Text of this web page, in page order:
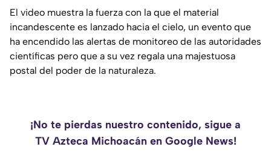
El video muestra la fuerza con la que el material
incandescente es lanzado hacia el cielo, un evento que
ha encendido las alertas de monitoreo de las autoridades
científicas pero que a su vez regala una majestuosa
postal del poder de la naturaleza.
¡No te pierdas nuestro contenido, sigue a
TV Azteca Michoacán en Google News!